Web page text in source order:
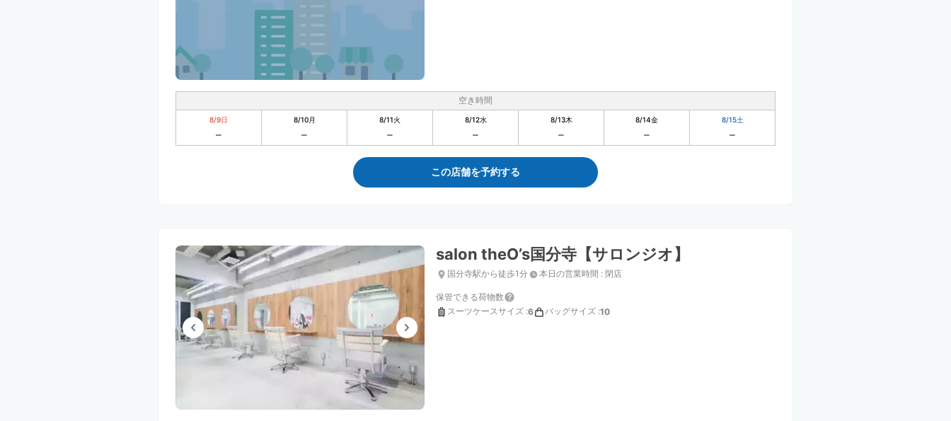
空き時間
8/9日 8/10月 8/11火 8/12水 8/13木 8/14金 8/15土
この店舗を予約する
salon theO’s国分寺【サロンジオ】
国分寺駅から徒歩1分 本日の営業時間 : 閉店
保管できる荷物数
スーツケースサイズ :6 バッグサイズ :10